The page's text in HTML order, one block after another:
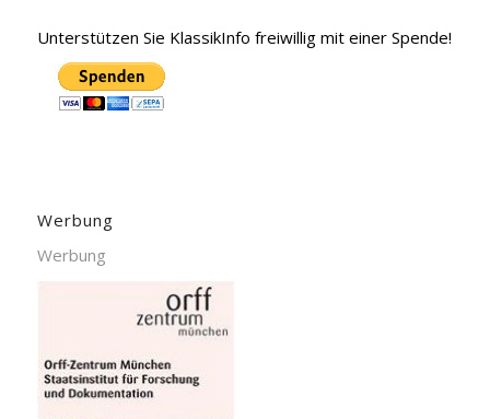
Unterstützen Sie KlassikInfo freiwillig mit einer Spende!
Werbung
Werbung